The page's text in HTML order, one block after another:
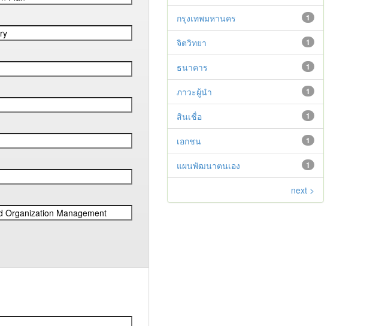
1
กรุงเทพมหานคร
1
จิตวิทยา
1
ธนาคาร
1
ภาวะผู้นำ
1
สินเชื่อ
1
เอกชน
1
แผนพัฒนาตนเอง
next >